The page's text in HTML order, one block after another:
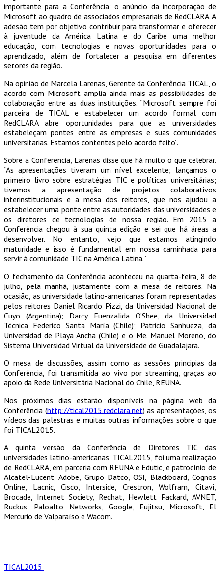
importante para a Conferência: o anúncio da incorporação de
Microsoft ao quadro de associados empresariais de RedCLARA. A
adesão tem por objetivo contribuir para transformar e oferecer
à juventude da América Latina e do Caribe uma melhor
educação, com tecnologias e novas oportunidades para o
aprendizado, além de fortalecer a pesquisa em diferentes
setores da região.
Na opinião de Marcela Larenas, Gerente da Conferência TICAL, o
acordo com Microsoft amplia ainda mais as possibilidades de
colaboração entre as duas instituições. “Microsoft sempre foi
parceira de TICAL e estabelecer um acordo formal com
RedCLARA abre oportunidades para que as universidades
estabeleçam pontes entre as empresas e suas comunidades
universitarias. Estamos contentes pelo acordo feito”.
Sobre a Conferencia, Larenas disse que há muito o que celebrar.
“As apresentações tiveram um nível excelente; lançamos o
primeiro livro sobre estratégias TIC e políticas universitárias;
tivemos a apresentação de projetos colaborativos
interinstitucionais e a mesa dos reitores, que nos ajudou a
estabelecer uma ponte entre as autoridades das universidades e
os diretores de tecnologias de nossa região. Em 2015 a
Conferência chegou à sua quinta edição e sei que há áreas a
desenvolver. No entanto, vejo que estamos atingindo
maturidade e isso é fundamental em nossa caminhada para
servir à comunidade TIC na América Latina.”
O fechamento da Conferência aconteceu na quarta-feira, 8 de
julho, pela manhã, justamente com a mesa de reitores. Na
ocasião, as universidade latino-americanas foram representadas
pelos reitores Daniel Ricardo Pizzi, da Universidad Nacional de
Cuyo (Argentina); Darcy Fuenzalida O’Shee, da Universidad
Técnica Federico Santa María (Chile); Patricio Sanhueza, da
Universidad de Playa Ancha (Chile) e o Me. Manuel Moreno, do
Sistema Universidad Virtual da Universidade de Guadalajara.
O mesa de discussões, assim como as sessões principias da
Conferência, foi transmitida ao vivo por streaming, graças ao
apoio da Rede Universitária Nacional do Chile, REUNA.
Nos próximos dias estarão disponíveis na página web da
Conferência (http://tical2015.redclara.net) as apresentações, os
vídeos das palestras e muitas outras informações sobre o que
foi TICAL2015.
A quinta versão da Conferência de Diretores TIC das
universidades latino-americanas, TICAL2015, foi uma realização
de RedCLARA, em parceria com REUNA e Edutic, e patrocínio de
Alcatel-Lucent, Adobe, Grupo Datco, OSI, Blackboard, Cognos
Online, Lacnic, Cisco, Interside, Crestron, Wolfram, Citavi,
Brocade, Internet Society, Redhat, Hewlett Packard, AVNET,
Ruckus, Paloalto Networks, Google, Fujitsu, Microsoft, El
Mercurio de Valparaíso e Wacom.
TICAL2015